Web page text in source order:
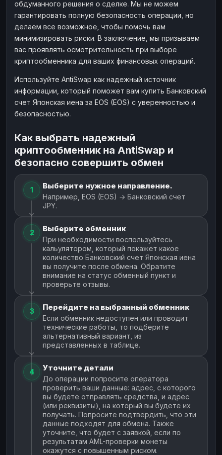
обдуманного решения о сделке. Мы не можем
гарантировать полную безопасность операции, но
делаем все возможное, чтобы помочь вам
минимизировать риски. В заключение, мы призываем
вас проявлять осмотрительность при выборе
криптообменника для ваших финансовых операций.
Используйте AntiSwap как надежный источник
информации, который поможет вам купить Банковский
счет Японская иена за EOS (EOS) с уверенностью и
безопасностью.
Как выбрать надежный
криптообменник на AntiSwap и
безопасно совершить обмен
1 Выберите нужное направление.
Например, EOS (EOS) → Банковский счет
JPY.
2 Выберите обменник
При необходимости воспользуйтесь
кальулятором, который покажет какое
количество Банковский счет Японская иена
вы получите после обмена. Обратите
внимание на статус обменный пункт и
проверьте отзывы.
3 Перейдите на выбранный обменник
Если обменник недоступен или проводит
технические работы, то подберите
альтернативный вариант, из
представленных в таблице.
4 Уточните детали
До операции попросите оператора
проверить ваши данные: адрес, с которого
вы будете отправлять средства, и адрес
(или реквизиты), на который вы будете их
получать. Попросите подтвердить, что эти
данные подходят для обмена. Также
уточните, что будет с заявкой, если по
результатам AML-проверки монеты
окажутся с повышенным риском.